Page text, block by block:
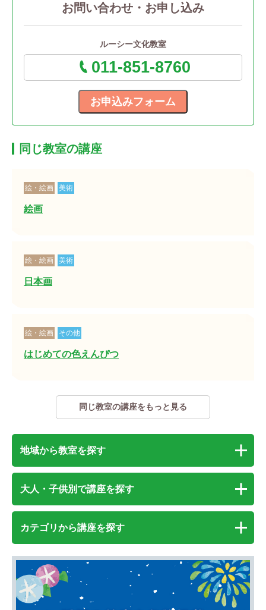
お問い合わせ・お申し込み
ルーシー文化教室
011-851-8760
同じ教室の講座
絵・絵画 美術
絵画
絵・絵画 美術
日本画
絵・絵画 その他
はじめての色えんぴつ
同じ教室の講座をもっと見る
地域から教室を探す
大人・子供別で講座を探す
カテゴリから講座を探す